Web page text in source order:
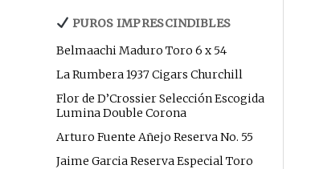
PUROS IMPRESCINDIBLES
Belmaachi Maduro Toro 6 x 54
La Rumbera 1937 Cigars Churchill
Flor de D’Crossier Selección Escogida
Lumina Double Corona
Arturo Fuente Añejo Reserva No. 55
Jaime Garcia Reserva Especial Toro